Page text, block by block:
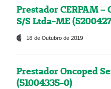
Prestador CERPAM –
S/S Ltda-ME
18 de Outubro de 2019
Prestador Oncoped
(51004335-0)